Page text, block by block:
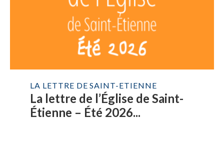
LA LETTRE DE SAINT-ETIENNE
La lettre de l’Église de Saint-
Étienne – Été 2026...